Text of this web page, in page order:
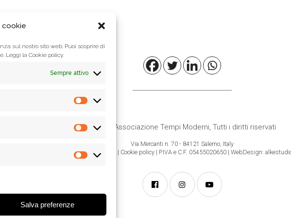
cookie
sul nostro sito web. Puoi scoprire di
Leggi la Cookie policy.
Sempre attivo
Preferenze
Statistiche
Marketing
Salva preferenze
© 2021 Associazione Tempi Moderni, Tutti i diritti riservati
Via Mercanti n. 70 - 84121 Salerno, Italy
Informativa Privacy
| Cookie policy | P.IVA e C.F. 05455020650 | WebDesign: